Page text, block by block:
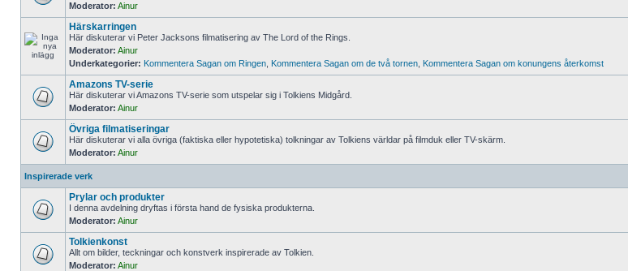
Moderator: Ainur
Härskarringen
Här diskuterar vi Peter Jacksons filmatisering av The Lord of the Rings.
Moderator: Ainur
Underkategorier: Kommentera Sagan om Ringen Kommentera Sagan om de två tornen Kommentera Sagan om konungens återkomst
Amazons TV-serie
Här diskuterar vi Amazons TV-serie som utspelar sig i Tolkiens Midgård.
Moderator: Ainur
Övriga filmatiseringar
Här diskuterar vi alla övriga (faktiska eller hypotetiska) tolkningar av Tolkiens världar på filmduk eller TV-skärm.
Moderator: Ainur
Inspirerade verk
Prylar och produkter
I denna avdelning dryftas i första hand de fysiska produkterna.
Moderator: Ainur
Tolkienkonst
Allt om bilder, teckningar och konstverk inspirerade av Tolkien.
Moderator: Ainur